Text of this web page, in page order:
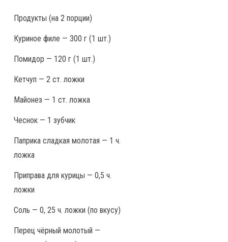
Продукты (на 2 порции)
Куриное филе — 300 г (1 шт.)
Помидор — 120 г (1 шт.)
Кетчуп — 2 ст. ложки
Майонез — 1 ст. ложка
Чеснок — 1 зубчик
Паприка сладкая молотая — 1 ч.
ложка
Приправа для курицы — 0,5 ч.
ложки
Соль — 0, 25 ч. ложки (по вкусу)
Перец чёрный молотый —